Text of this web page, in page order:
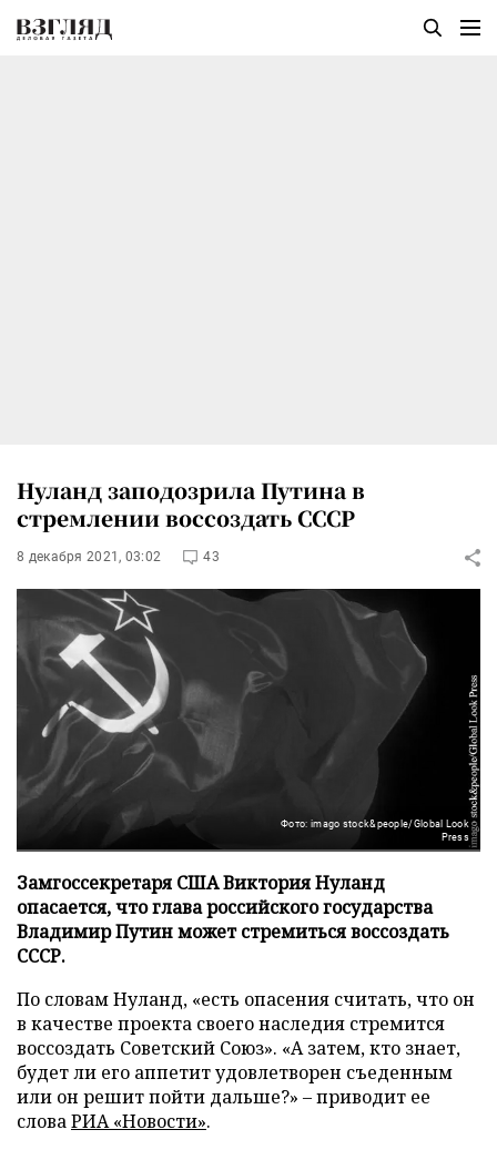
Нуланд заподозрила Путина в
стремлении воссоздать СССР
8 декабря 2021, 03:02 43
Фото: imago stock&people/Global Look
Press
Замгоссекретаря США Виктория Нуланд
опасается, что глава российского государства
Владимир Путин может стремиться воссоздать
СССР.
По словам Нуланд, «есть опасения считать, что он
в качестве проекта своего наследия стремится
воссоздать Советский Союз». «А затем, кто знает,
будет ли его аппетит удовлетворен съеденным
или он решит пойти дальше?» – приводит ее
словаРИА «Новости».